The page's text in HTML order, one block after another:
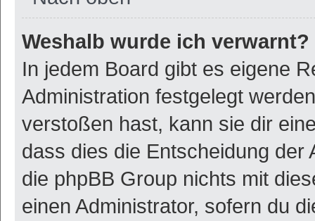
Weshalb wurde ich verwarnt?
In jedem Board gibt es eigene
Administration festgelegt
verstoßen hast, kann sie dir
dass dies die Entscheidung der
die phpBB Group nichts mit
einen Administrator, sofern du